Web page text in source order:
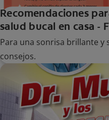
Recomendaciones
salud bucal en casa -
Para una sonrisa brillante y
consejos.